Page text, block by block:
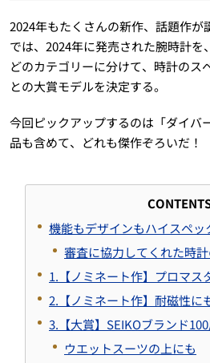
2024年もたくさんの新作、話題作が
では、2024年に発売された腕時計
どのカテゴリーに分けて、時計のス
との大賞モデルを決定する。
今回ピックアップするのは「ダイバ
品も含めて、どれも傑作ぞろいだ！
機能もデザインもハイスペッ
審査に協力してくれた時計
1.【ノミネート作】プロマス
2.【ノミネート作】耐磁性に
3.【大賞】SEIKOブランド100
ウエットスーツの上にも